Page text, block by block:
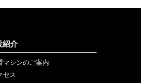
紹介
マシンのご案内
セス